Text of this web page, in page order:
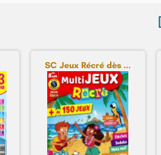
SC Jeux Récré dès ...